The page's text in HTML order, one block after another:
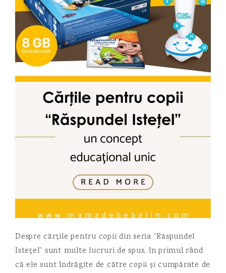
Despre cărțile pentru copii din seria “Răspundel
Istețel” sunt multe lucruri de spus, în primul rând
că ele sunt îndrăgite de către copii și cumpărate de